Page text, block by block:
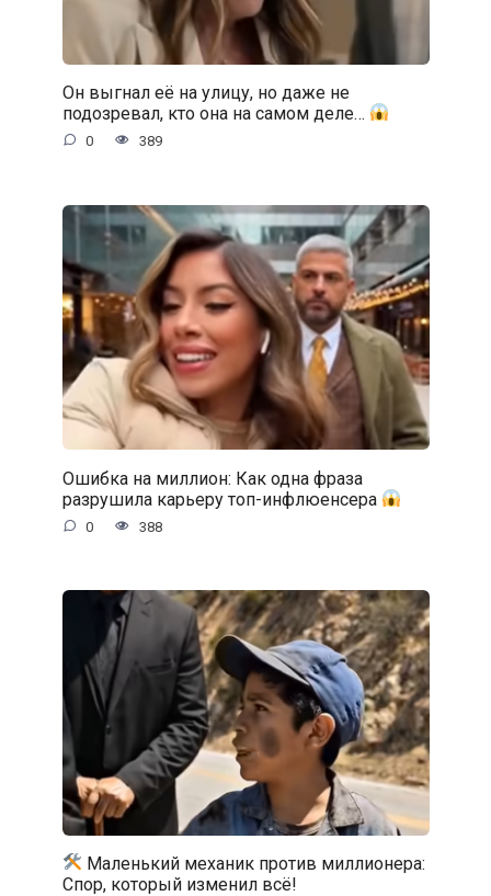
Он выгнал её на улицу, но даже не
подозревал, кто она на самом деле…
0 389
Ошибка на миллион: Как одна фраза
разрушила карьеру топ-инфлюенсера
0 388
Маленький механик против миллионера:
Спор, который изменил всё!